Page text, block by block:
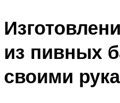
из пивных
своими